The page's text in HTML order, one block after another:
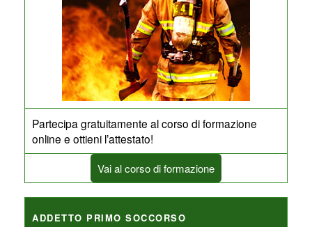
Partecipa gratuitamente al corso di formazione
online e ottieni l’attestato!
Vai al corso di formazione
ADDETTO PRIMO SOCCORSO